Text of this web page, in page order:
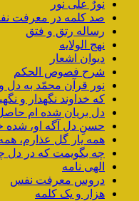
نورٌ علی نور
صد کلمه در معرفت
رساله رتق و فتق
نهج الولایه
دیوان اشعار
شرح فصوص الحکم
نور قرآن محمّد به
که خداوند نگهدار و
دل بریان شده ام
حسنِ دل آگه او، شده
همه یار گل عذارم،
چه بگویمت که در دل
الهی نامه
دروس معرفت نفس
هزار و یک کلمه